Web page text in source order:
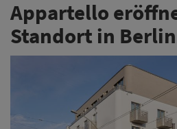
Appartello
Standort in Berlin